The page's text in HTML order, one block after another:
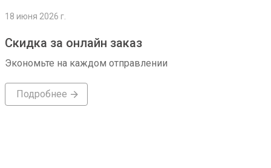
18 июня 2026 г.
Скидка за онлайн заказ
Экономьте на каждом отправлении
Подробнее